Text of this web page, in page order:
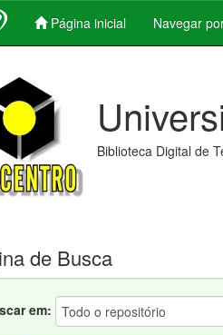
Página inicial Navegar
Biblioteca Digital de
de Busca
em: